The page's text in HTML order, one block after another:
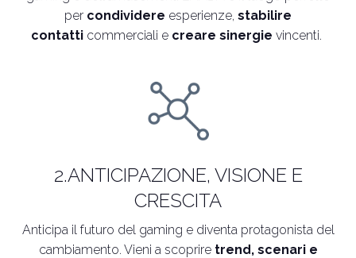
per condividere esperienze, stabilire
contatti commerciali e creare sinergie vincenti.
2.ANTICIPAZIONE, VISIONE E
CRESCITA
Anticipa il futuro del gaming e diventa protagonista del
cambiamento. Vieni a scoprire trend, scenari e